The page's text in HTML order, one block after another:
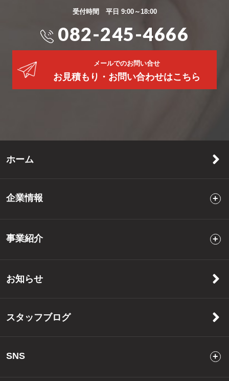
受付時間 平日 9:00～18:00
082-245-4666
メールでのお問い合せ
お見積もり・お問い合わせはこちら
ホーム
企業情報
事業紹介
お知らせ
スタッフブログ
SNS